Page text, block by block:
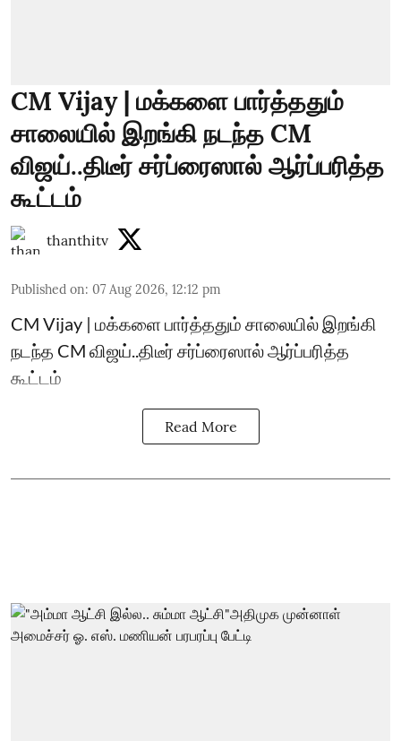
CM Vijay | மக்களை பார்த்ததும்
சாலையில் இறங்கி நடந்த CM
விஜய்..திடீர் சர்ப்ரைஸால் ஆர்ப்பரித்த
கூட்டம்
thanthitv
Published on: 07 Aug 2026, 12:12 pm
CM Vijay | மக்களை பார்த்ததும் சாலையில் இறங்கி
நடந்த CM விஜய்..திடீர் சர்ப்ரைஸால் ஆர்ப்பரித்த
கூட்டம்
Read More